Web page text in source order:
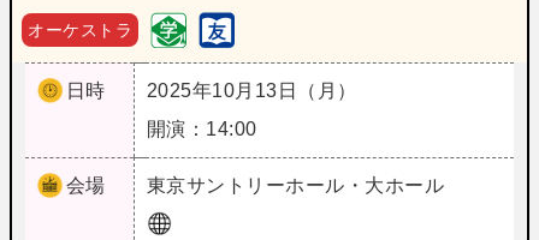
オーケストラ
日時
2025年10月13日（月）
開演：14:00
会場 東京サントリーホール・大ホール